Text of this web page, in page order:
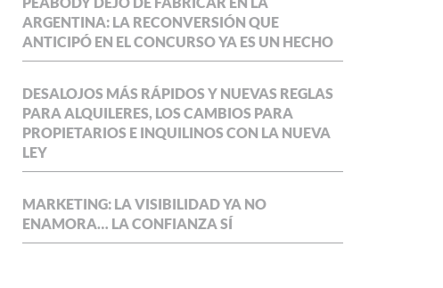
ARGENTINA: LA RECONVERSIÓN QUE
ANTICIPÓ EN EL CONCURSO YA ES UN HECHO
DESALOJOS MÁS RÁPIDOS Y NUEVAS REGLAS
PARA ALQUILERES, LOS CAMBIOS PARA
PROPIETARIOS E INQUILINOS CON LA NUEVA
LEY
MARKETING: LA VISIBILIDAD YA NO
ENAMORA… LA CONFIANZA SÍ